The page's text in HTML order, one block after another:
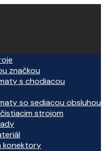
značkou
s chodiacou
so sediacou obsluhou
strojom
konektory